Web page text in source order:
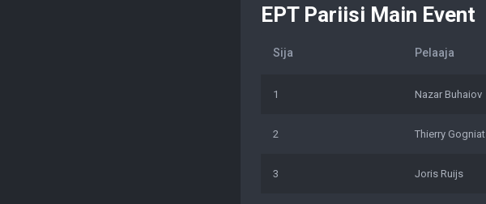
EPT Pariisi Main Event
Sija Pelaaja
1 Nazar Buhaiov
2 Thierry Gogniat
3 Joris Ruijs